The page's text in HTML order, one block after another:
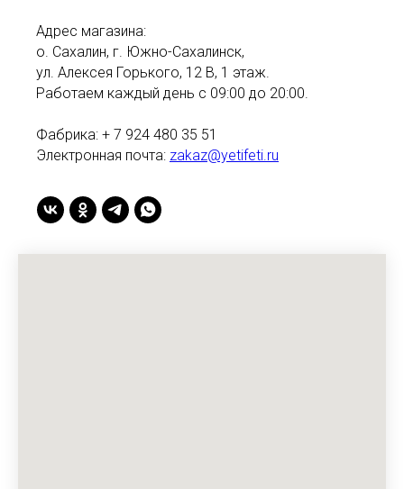
Адрес магазина:
о. Сахалин, г. Южно-Сахалинск,
ул. Алексея Горького, 12 В, 1 этаж.
Работаем каждый день с 09:00 до 20:00.
Фабрика: + 7 924 480 35 51
Электронная почта: zakaz@yetifeti.ru